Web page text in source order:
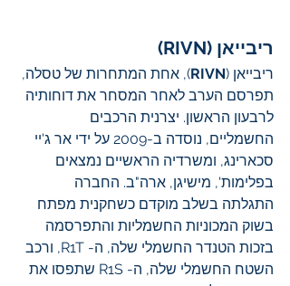
ריבייאן (RIVN)
ריבייאן (RIVN), אחת המתחרות של טסלה,
תפרסם הערב לאחר המסחר את דוחותיה
לרבעון הראשון. יצרנית הרכבים
החשמליים, נוסדה ב-2009 על ידי אר ג'יי
סכארינג, ומשרדיה הראשיים נמצאים
בפלימות', מישיגן, ארה"ב. החברה
התגלתה בשלב מוקדם כשחקנית מפתח
בשוק המכוניות החשמליות והתפרסמה
בזכות הטנדר החשמלי שלה, ה- R1T, ורכב
השטח החשמלי שלה, ה- R1S שתפסו את